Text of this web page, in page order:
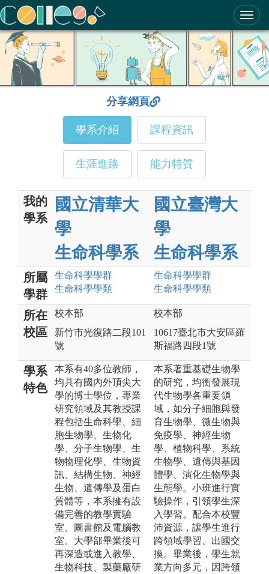
ColleGo! 大學選才與高中育才輔助系統
分享網頁
學系介紹 課程資訊
生涯進路 能力特質
我的
學系
國立清華大
學
生命科學系
國立臺灣大
學
生命科學系
所屬
學群
生命科學學群
生命科學學類
生命科學學群
生命科學學類
所在
校區
校本部
新竹市光復路二段101
號
校本部
10617臺北市大安區羅
斯福路四段1號
學系
特色
本系有40多位教師，
均具有國內外頂尖大
學的博士學位，專業
研究領域及其教授課
程包括生命科學、細
胞生物學、生物化
學、分子生物學、生
物物理化學、生物資
訊、結構生物、神經
生物、遺傳學及蛋白
質體等，本系擁有設
備完善的教學實驗
室、圖書館及電腦教
室。大學部畢業後可
再深造或進入教學、
生物科技、製藥廠研
本系著重基礎生物學
的研究，均衡發展現
代生物學各重要領
域，如分子細胞與發
育生物學、微生物與
免疫學、神經生物
學、植物科學、系統
生物學、遺傳與基因
體學、演化生物學與
生態學。小班進行實
驗操作，引領學生深
入學習。配合本校豐
沛資源，讓學生進行
跨領域學習、出國交
換。畢業後，學生就
業方向多元，因跨領